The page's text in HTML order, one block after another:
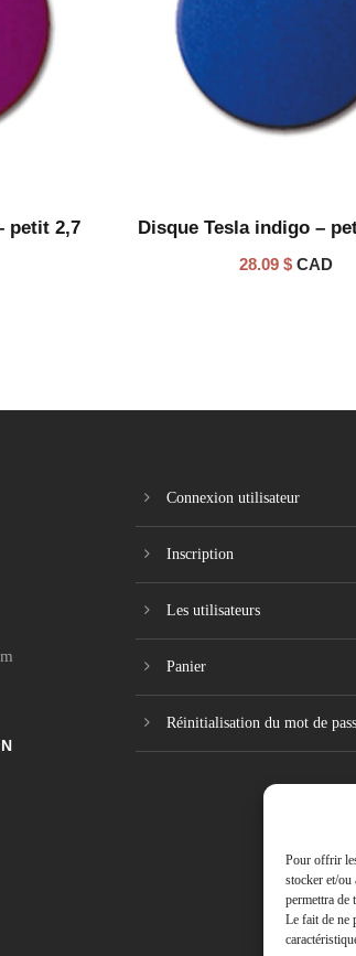
Pour offrir
stocker et/ou
permettra de
Le fait de ne
petit 2,7
Disque Tesla indigo –
28.09 $CAD
Connexion utilisateur
Inscription
Les utilisateurs
Panier
Réinitialisation du mot de